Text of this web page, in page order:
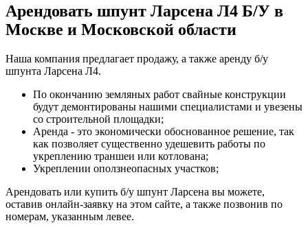
Арендовать шпунт Ларсена Л4 Б/У в
Москве и Московской области
Наша компания предлагает продажу, а также аренду б/у
шпунта Ларсена Л4.
По окончанию земляных работ свайные конструкции
будут демонтированы нашими специалистами и увезены
со строительной площадки;
Аренда - это экономически обоснованное решение, так
как позволяет существенно удешевить работы по
укреплению траншеи или котлована;
Укреплении оползнеопасных участков;
Арендовать или купить б/у шпунт Ларсена вы можете,
оставив онлайн-заявку на этом сайте, а также позвонив по
номерам, указанным левее.